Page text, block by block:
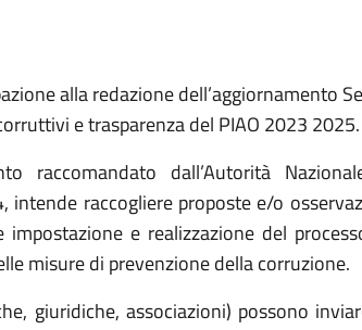
alla redazione dell’aggiornamento
e trasparenza del PIAO 2023 2025.
raccomandato dall’Autorità
intende raccogliere proposte e/o
e realizzazione del
misure di prevenzione della corruzione.
giuridiche, associazioni) possono